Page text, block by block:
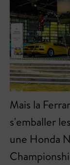
Mais la
s'emballer
une Honda